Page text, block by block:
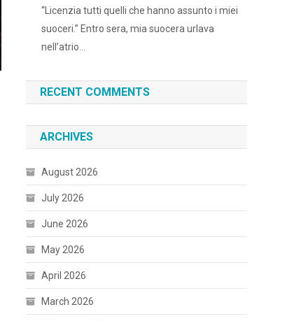
“Licenzia tutti quelli che hanno assunto i miei
suoceri.” Entro sera, mia suocera urlava
nell’atrio…
RECENT COMMENTS
ARCHIVES
August 2026
July 2026
June 2026
May 2026
April 2026
March 2026